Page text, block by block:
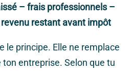
– frais professionnels –
restant avant impôt
le principe. Elle ne remplace
entreprise. Selon que tu